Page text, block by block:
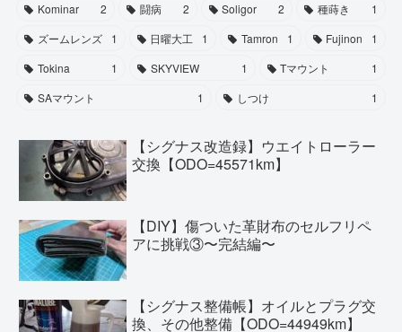
Kominar
2 闘病 2 Soligor 2 種蒔き
1
ズームレンズ
1 日曜大工 1 Tamron 1 Fujinon
1
Tokina
1 SKYVIEW 1 Tマウント
1
SAマウント
1 しつけ 1
【シグナス改造録】ウエイトローラー
交換【ODO=45571km】
【DIY】傷ついた革財布のセルフリペ
アに挑戦③〜完結編〜
【シグナス整備帳】オイルとプラグ交
換、その他整備【ODO=44949km】